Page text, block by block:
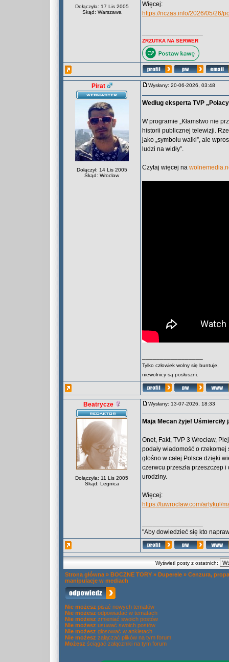
Dołączyła: 17 Lis 2005
Skąd: Warszawa
Więcej:
https://nczas.info/2026/05/26/
ZRZUTKA NA SERWER
Pirat
Dołączył: 14 Lis 2005
Skąd: Wrocław
Wysłany: 20-06-2026, 03:48
Według eksperta TVP
W programie „Kłamstwo nie
historii publicznej telewizji.
jako „symbolu walki”, ale
ludzi na widły”.
Czytaj więcej na
Tylko człowiek wolny się buntuje,
niewolnicy są posłuszni.
Beatrycze
Dołączyła: 11 Lis 2005
Skąd: Legnica
Wysłany: 13-07-2026, 18:33
Maja Mecan żyje!
Onet, Fakt, TVP 3 Wrocław,
podały wiadomość o
głośno w całej Polsce dzięki
czerwcu przeszła przeszczep
urodziny.
Więcej:
https://tuwroclaw.com/artykul/
"Aby dowiedzieć się kto
Wyświetl posty z ostatnich:
Strona główna » BOCZNE TORY » Duperele » Cenzura,
manipulacje w mediach
Nie możesz pisać nowych tematów
Nie możesz odpowiadać w tematach
Nie możesz zmieniać swoich postów
Nie możesz usuwać swoich postów
Nie możesz głosować w ankietach
Nie możesz załączać plików na tym forum
Możesz ściągać załączniki na tym forum